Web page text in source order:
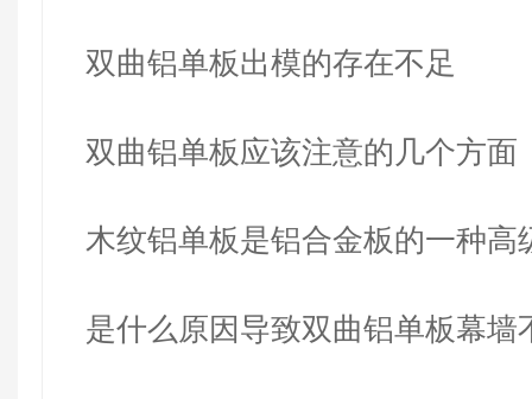
双曲铝单板出模的存在不足
双曲铝单板应该注意的几个方面
木纹铝单板是铝合金板的一种高
式
是什么原因导致双曲铝单板幕墙